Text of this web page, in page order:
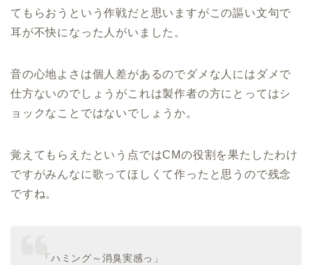
てもらおうという作戦だと思いますがこの謳い文句で
耳が不快になった人がいました。
音の心地よさは個人差があるのでダメな人にはダメで
仕方ないのでしょうがこれは製作者の方にとってはシ
ョックなことではないでしょうか。
覚えてもらえたという点ではCMの役割を果たしたわけ
ですがみんなに歌ってほしくて作ったと思うので残念
ですね。
「ハミング～消臭実感っ」